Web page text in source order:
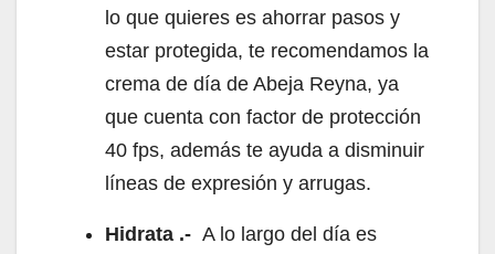
lo que quieres es ahorrar pasos y
estar protegida, te recomendamos la
crema de día de Abeja Reyna, ya
que cuenta con factor de protección
40 fps, además te ayuda a disminuir
líneas de expresión y arrugas.
Hidrata .- A lo largo del día es